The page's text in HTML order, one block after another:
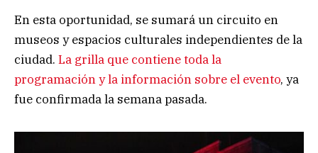
En esta oportunidad, se sumará un circuito en
museos y espacios culturales independientes de la
ciudad. La grilla que contiene toda la
programación y la información sobre el evento, ya
fue confirmada la semana pasada.